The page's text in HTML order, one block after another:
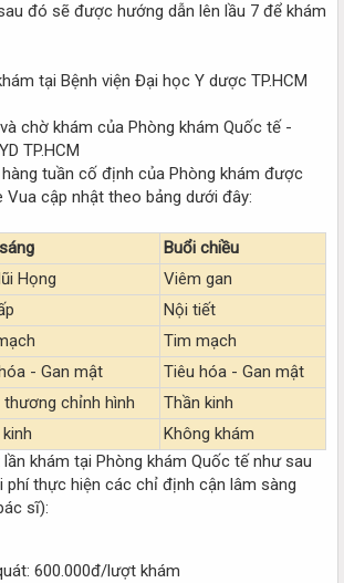
đó sẽ được hướng dẫn lên lầu 7 để khám
chờ khám của Phòng khám Quốc tế -
TP.HCM
tuần cố định của Phòng khám được
Vua cập nhật theo bảng dưới đây:
Buổi chiều
Họng
Viêm gan
Nội tiết
Tim mạch
- Gan mật
Tiêu hóa - Gan mật
thương chỉnh hình
Thần kinh
Không khám
khám tại Phòng khám Quốc tế như sau
phí thực hiện các chỉ định cận lâm sàng
sĩ):
600.000đ/lượt khám